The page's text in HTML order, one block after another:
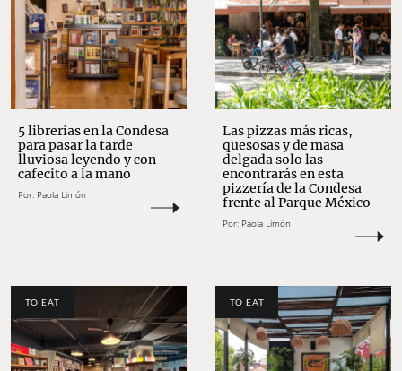
5 librerías en la Condesa
para pasar la tarde
lluviosa leyendo y con
cafecito a la mano
Por: Paola Limón
Las pizzas más ricas,
quesosas y de masa
delgada solo las
encontrarás en esta
pizzería de la Condesa
frente al Parque México
Por: Paola Limón
TO EAT TO EAT